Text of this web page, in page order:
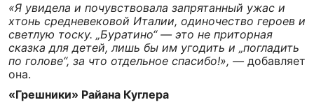
«Я увидела и почувствовала запрятанный ужас и
хтонь средневековой Италии, одиночество героев и
светлую тоску. „Буратино“ — это не приторная
сказка для детей, лишь бы им угодить и „погладить
по голове“, за что отдельное спасибо!», — добавляет
она.
«Грешники» Райана Куглера